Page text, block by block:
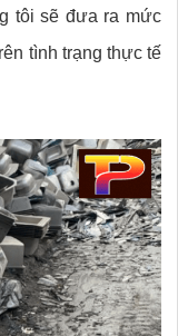
tôi sẽ đưa ra mức
tình trạng thực tế